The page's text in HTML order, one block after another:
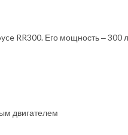
RR300. Его мощность ‒ 300
двигателем